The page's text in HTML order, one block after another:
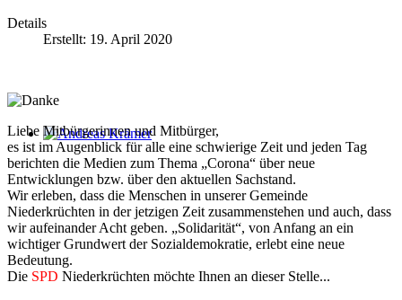
Andreas Krämer
Details
Erstellt: 19. April 2020
Liebe Mitbürgerinnen und Mitbürger,
es ist im Augenblick für alle eine schwierige Zeit und jeden Tag
berichten die Medien zum Thema „Corona“ über neue
Entwicklungen bzw. über den aktuellen Sachstand.
Wir erleben, dass die Menschen in unserer Gemeinde
Niederkrüchten in der jetzigen Zeit zusammenstehen und auch, dass
wir aufeinander Acht geben. „Solidarität“, von Anfang an ein
wichtiger Grundwert der Sozialdemokratie, erlebt eine neue
Bedeutung.
Die SPD Niederkrüchten möchte Ihnen an dieser Stelle...